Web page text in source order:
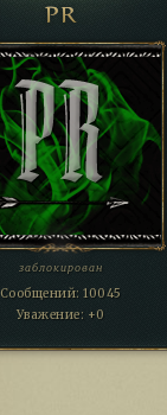
PR
заблокирован
Сообщений: 10045
Уважение: +0